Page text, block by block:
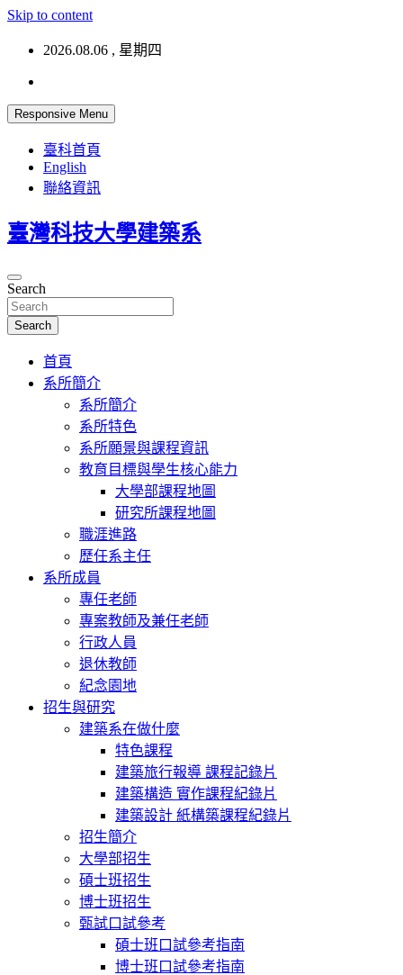
Skip to content
2026.08.06 , 星期四
Responsive Menu
臺科首頁
English
聯絡資訊
臺灣科技大學建築系
Search
Search
首頁
系所簡介
系所簡介
系所特色
系所願景與課程資訊
教育目標與學生核心能力
大學部課程地圖
研究所課程地圖
職涯進路
歷任系主任
系所成員
專任老師
專案教師及兼任老師
行政人員
退休教師
紀念園地
招生與研究
建築系在做什麼
特色課程
建築旅行報導 課程記錄片
建築構造 實作課程紀錄片
建築設計 紙構築課程紀錄片
招生簡介
大學部招生
碩士班招生
博士班招生
甄試口試參考
碩士班口試參考指南
博士班口試參考指南